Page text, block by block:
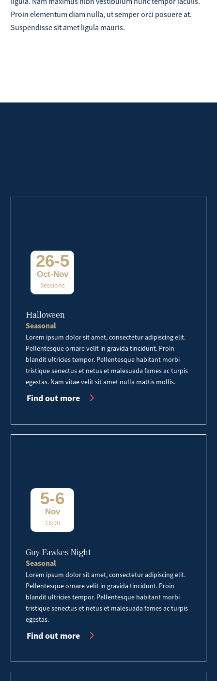
Proin elementum diam nulla, ut semper orci posuere at.
Suspendisse sit amet ligula mauris.
26-5
Oct-Nov
Sessions
Halloween
Seasonal
Lorem ipsum dolor sit amet, consectetur adipiscing elit.
Pellentesque ornare velit in gravida tincidunt. Proin
blandit ultricies tempor. Pellentesque habitant morbi
tristique senectus et netus et malesuada fames ac turpis
egestas. Nam vitae velit sit amet nulla mattis mollis.
Find out more
5-6
Nov
18:00
Guy Fawkes Night
Seasonal
Lorem ipsum dolor sit amet, consectetur adipiscing elit.
Pellentesque ornare velit in gravida tincidunt. Proin
blandit ultricies tempor. Pellentesque habitant morbi
tristique senectus et netus et malesuada fames ac turpis
egestas.
Find out more